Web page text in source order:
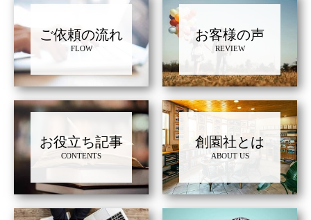
ご依頼の流れ
FLOW
お客様の声
REVIEW
お役立ち記事
CONTENTS
創園社とは
ABOUT US